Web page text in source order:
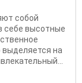
собой
себе высотные
на